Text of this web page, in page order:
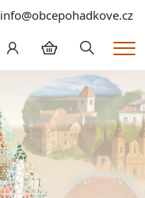
info@obcepohadkove.cz
Hledání